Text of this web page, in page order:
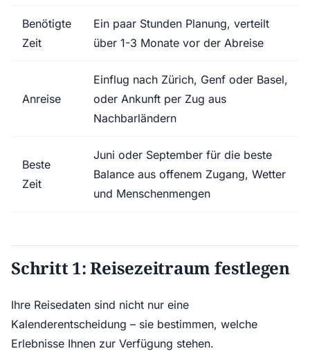
Benötigte
Zeit
Ein paar Stunden Planung, verteilt
über 1-3 Monate vor der Abreise
Anreise
Einflug nach Zürich, Genf oder Basel,
oder Ankunft per Zug aus
Nachbarländern
Beste
Zeit
Juni oder September für die beste
Balance aus offenem Zugang, Wetter
und Menschenmengen
Schritt 1: Reisezeitraum festlegen
Ihre Reisedaten sind nicht nur eine
Kalenderentscheidung – sie bestimmen, welche
Erlebnisse Ihnen zur Verfügung stehen.